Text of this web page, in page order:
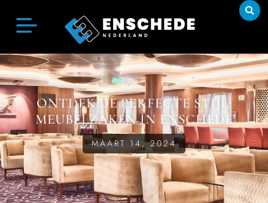
ONTDEK DE PERFECTE STIJL:
MEUBELZAKEN IN ENSCHEDE
MAART 14, 2024